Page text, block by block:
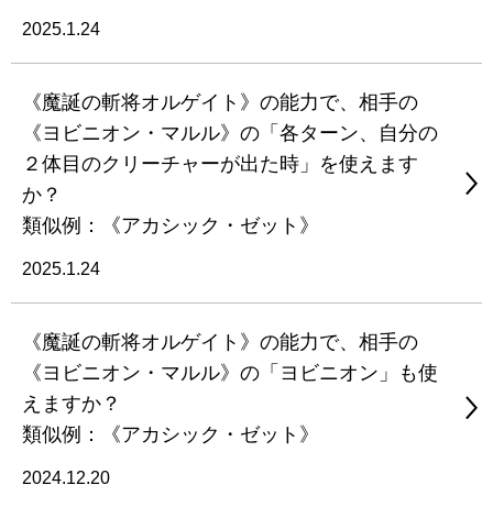
2025.1.24
《魔誕の斬将オルゲイト》の能力で、相手の
《ヨビニオン・マルル》の「各ターン、自分の
２体目のクリーチャーが出た時」を使えます
か？
類似例：《アカシック・ゼット》
2025.1.24
《魔誕の斬将オルゲイト》の能力で、相手の
《ヨビニオン・マルル》の「ヨビニオン」も使
えますか？
類似例：《アカシック・ゼット》
2024.12.20